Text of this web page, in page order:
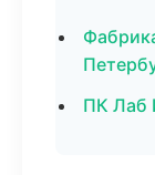
ПК Лаб